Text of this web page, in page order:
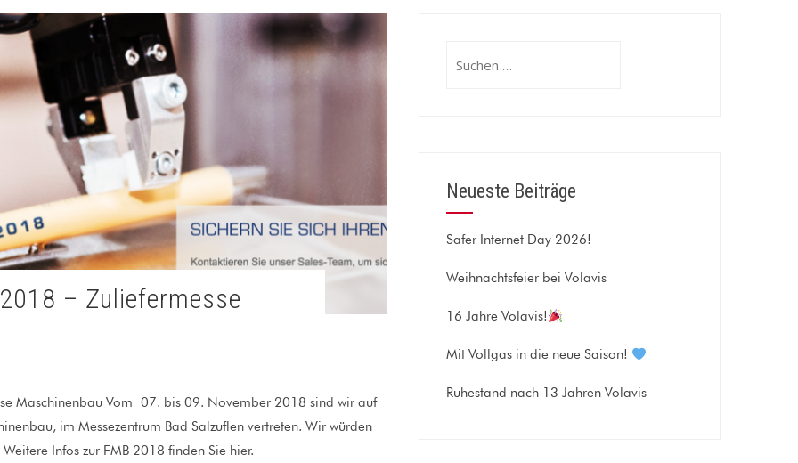
Maschinenbau Vom 07. bis 09. November 2018 sind wir auf
im Messezentrum Bad Salzuflen vertreten. Wir würden
Infos zur FMB 2018 finden Sie hier.
nach:
Neueste Beiträge
Safer Internet Day 2026!
Weihnachtsfeier bei Volavis
16 Jahre Volavis!
Mit Vollgas in die neue Saison!
Ruhestand nach 13 Jahren Volavis